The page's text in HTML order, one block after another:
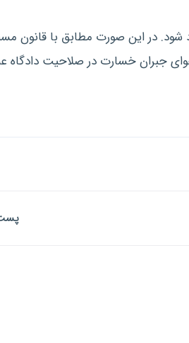
شود. در این صورت مطابق با قانون
جبران خسارت در صلاحیت دادگاه‌